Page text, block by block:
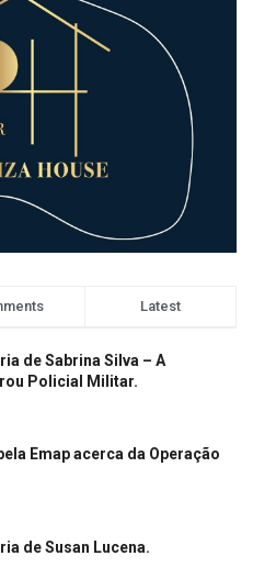
Latest
de Sabrina Silva – A
Policial Militar.
Emap acerca da Operação
de Susan Lucena.